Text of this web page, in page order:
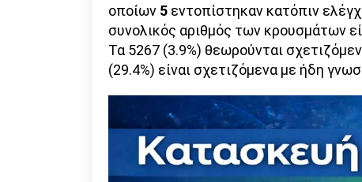
οποίων 5 εντοπίστηκαν κατόπιν
συνολικός αριθμός των κρουσμάτων
Τα 5267 (3.9%) θεωρούνται
(29.4%) είναι σχετιζόμενα με ήδη